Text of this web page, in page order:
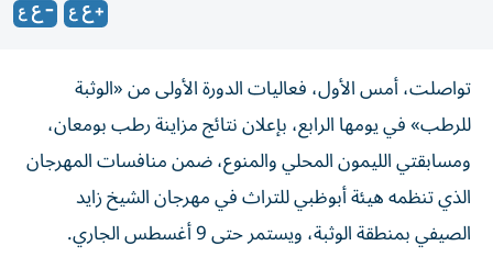
تواصلت، أمس الأول، فعاليات الدورة الأولى من «الوثبة
للرطب» في يومها الرابع، بإعلان نتائج مزاينة رطب بومعان،
ومسابقتي الليمون المحلي والمنوع، ضمن منافسات المهرجان
الذي تنظمه هيئة أبوظبي للتراث في مهرجان الشيخ زايد
الصيفي بمنطقة الوثبة، ويستمر حتى 9 أغسطس الجاري.